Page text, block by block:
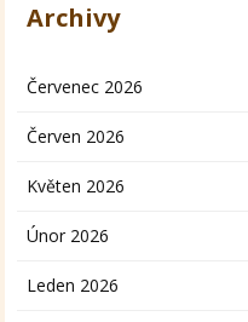
Archivy
Červenec 2026
Červen 2026
Květen 2026
Únor 2026
Leden 2026